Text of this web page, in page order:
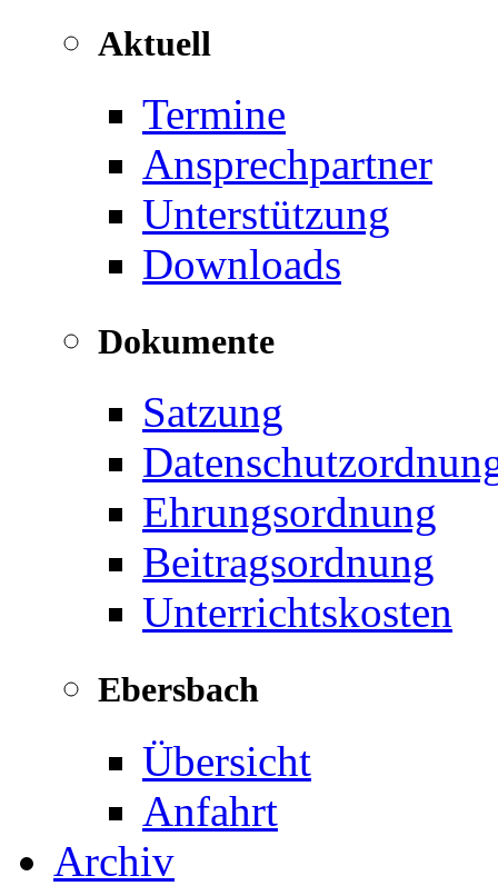
Aktuell
Termine
Ansprechpartner
Unterstützung
Downloads
Dokumente
Satzung
Ehrungsordnung
Beitragsordnung
Unterrichtskosten
Ebersbach
Übersicht
Anfahrt
Archiv